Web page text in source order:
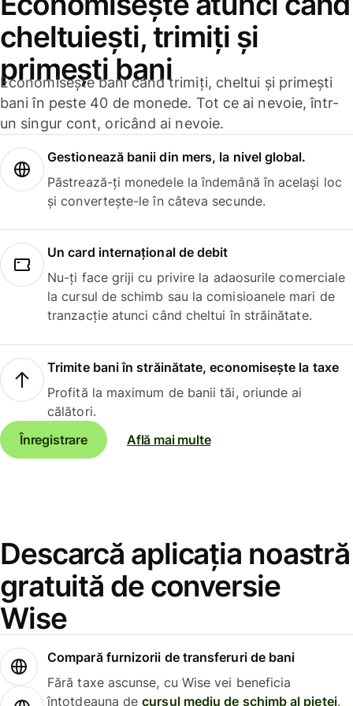
cheltuiești, trimiți și
primești bani
Economisește bani când trimiți, cheltui și primești
bani în peste 40 de monede. Tot ce ai nevoie, într-
un singur cont, oricând ai nevoie.
Gestionează banii din mers, la nivel global.
Păstrează-ți monedele la îndemână în același loc
și convertește-le în câteva secunde.
Un card internațional de debit
Nu-ți face griji cu privire la adaosurile comerciale
la cursul de schimb sau la comisioanele mari de
tranzacție atunci când cheltui în străinătate.
Trimite bani în străinătate, economisește la taxe
Profită la maximum de banii tăi, oriunde ai
călători.
Înregistrare
Află mai multe
Descarcă aplicația noastră
gratuită de conversie
Wise
Compară furnizorii de transferuri de bani
Fără taxe ascunse, cu Wise vei beneficia
întotdeauna decursul mediu de schimb al pieței.